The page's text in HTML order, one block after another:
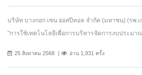
บริษัท บางกอก เซน ฮอสปิทอล จำกัด (มหาชน) (รพ.
"การใช้เทคโนโลยีเพื่อการบริหารจัดการงบประมา
25 สิงหาคม 2568 อ่าน 1,931 ครั้ง